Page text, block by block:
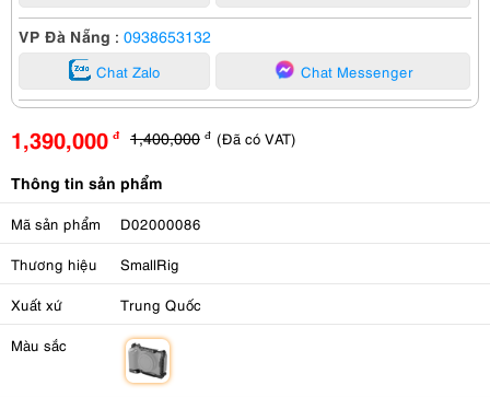
VP Đà Nẵng : 0938653132
Chat Zalo Chat Messenger
1,390,000 đ 1,400,000 đ (Đã có VAT)
Thông tin sản phẩm
Mã sản phẩm D02000086
Thương hiệu SmallRig
Xuất xứ Trung Quốc
Màu sắc